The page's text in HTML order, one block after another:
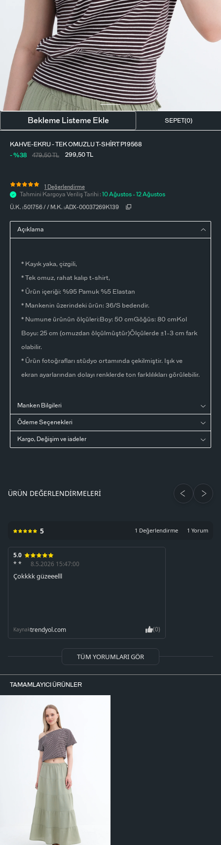
Açıklama
* Kayık yaka, çizgili,
* Tek omuz, rahat kalıp t-shirt,
* Ürün içeriği: %95 Pamuk %5 Elastan
* Mankenin üzerindeki ürün: 36/S bedendir.
* Numune ürünün ölçüleri:Boy: 50 cmGöğüs: 80 cmKol
Boyu: 25 cm (omuzdan ölçülmüştür)Ölçülerde ±1-3 cm fark
olabilir.
* Ürün fotoğrafları stüdyo ortamında çekilmiştir. Işık ve
ekran ayarlarından dolayı renklerde ton farklılıkları görülebilir.
Manken Bilgileri
Ödeme Seçenekleri
Kargo, Değişim ve iadeler
Ü.K. :501756/ / M.K. :ADX-00037269K139
KAHVE-EKRU - TEK OMUZLU T-SHIRT P19568
479,50TL 299,50TL
- %38
1 Değerlendirme
Tahmini Kargoya Veriliş Tarihi : 10 Ağustos - 12 Ağustos
SEPET(0)
Bekleme Listeme Ekle
ÜRÜN DEĞERLENDIRMELERI
5 1 Değerlendirme 1 Yorum
5.0
* *
8.5.2026 15:47:00
Çokkkk güzeeelll
Kaynaktrendyol.com (0)
TÜM YORUMLARI GÖR
TAMAMLAYICI ÜRÜNLER
T-SHIRT
GÖMLEK
BÜSTIYER
ELBISE
FULAR-SAÇ BANDI
PARFÜM
VÜCUT AKSESUARI